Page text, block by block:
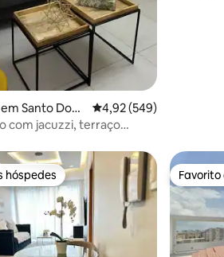
Santo Domi
Classificação média de
4,92 (549)
com jacuzzi, terraço
hóspedes
hóspedes Favorito
Favorito